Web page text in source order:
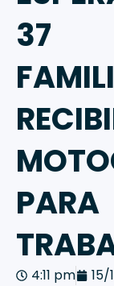
37
PARA
4:11 pm 15/